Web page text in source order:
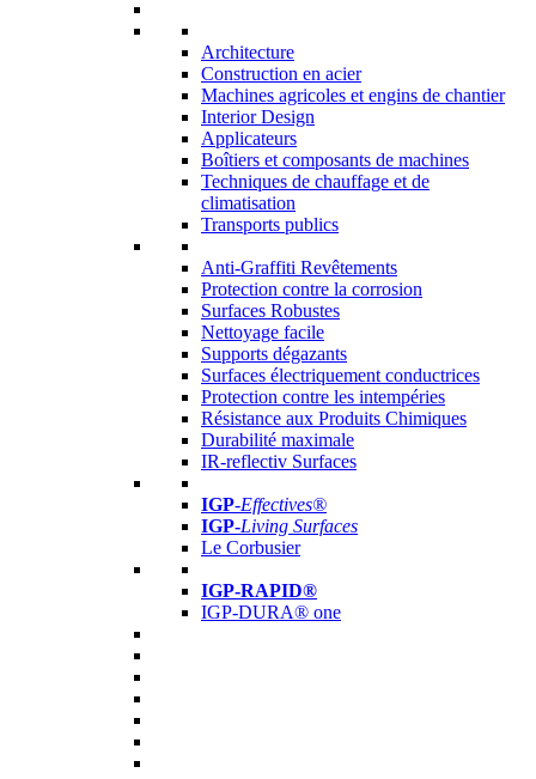
Architecture
Construction en acier
Machines agricoles et engins de chantier
Interior Design
Applicateurs
Boîtiers et composants de machines
Techniques de chauffage et de
climatisation
Transports publics
Anti-Graffiti Revêtements
Protection contre la corrosion
Surfaces Robustes
Nettoyage facile
Supports dégazants
Surfaces électriquement conductrices
Protection contre les intempéries
Résistance aux Produits Chimiques
Durabilité maximale
IR-reflectiv Surfaces
IGP-Effectives®
IGP-Living Surfaces
Le Corbusier
IGP-RAPID®
IGP-DURA® one